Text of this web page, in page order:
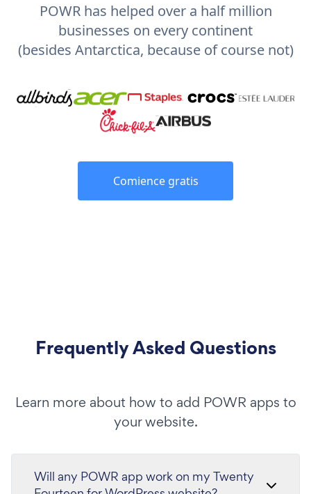
POWR has helped over a half million
businesses on every continent
(besides Antarctica, because of course not)
Comience gratis
Frequently Asked Questions
Learn more about how to add POWR apps to
your website.
Will any POWR app work on my Twenty